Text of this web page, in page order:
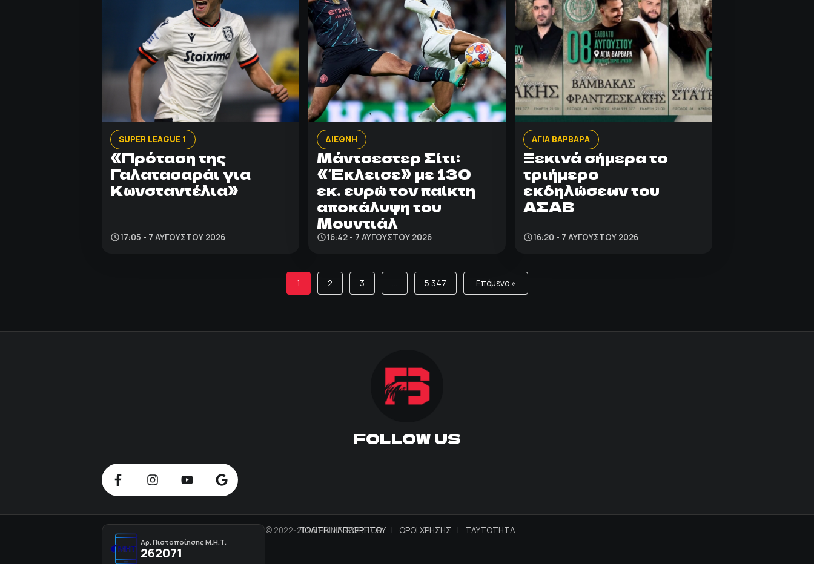
SUPER LEAGUE 1
«Πρόταση της
Γαλατασαράι για
Κωνσταντέλια»
17:05 - 7 ΑΥΓΟΎΣΤΟΥ 2026
ΔΙΕΘΝΗ
Μάντσεστερ Σίτι:
«Έκλεισε» με 130
εκ. ευρώ τον παίκτη
αποκάλυψη του
Μουντιάλ
16:42 - 7 ΑΥΓΟΎΣΤΟΥ 2026
ΑΓΙΑ ΒΑΡΒΑΡΑ
Ξεκινά σήμερα το
τριήμερο
εκδηλώσεων του
ΑΣΑΒ
16:20 - 7 ΑΥΓΟΎΣΤΟΥ 2026
1 2 3 … 5.347 Επόμενο »
FOLLOW US
Αρ. Πιστοποίησης Μ.Η.Τ.
262071
ΠΟΛΙΤΙΚΗ ΑΠΟΡΡΗΤΟΥ | ΟΡΟΙ ΧΡΗΣΗΣ | ΤΑΥΤΟΤΗΤΑ
© 2022-2026 PRIMESPORT.GR